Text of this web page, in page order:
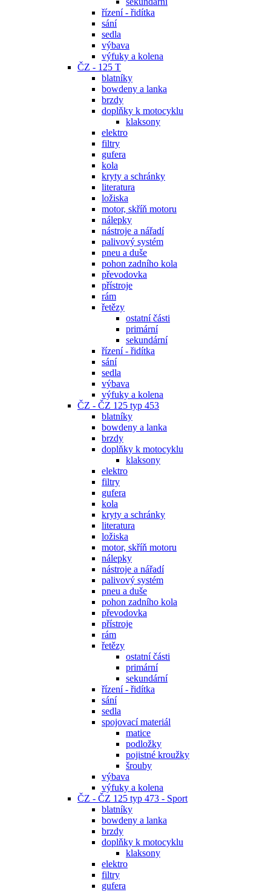
řízení - řidítka
sání
sedla
výbava
výfuky a kolena
ČZ - 125 T
blatníky
bowdeny a lanka
brzdy
doplňky k motocyklu
klaksony
elektro
filtry
gufera
kola
kryty a schránky
literatura
ložiska
motor, skříň motoru
nálepky
nástroje a nářadí
palivový systém
pneu a duše
pohon zadního kola
převodovka
přístroje
rám
řetězy
ostatní části
primární
sekundární
řízení - řidítka
sání
sedla
výbava
výfuky a kolena
ČZ - ČZ 125 typ 453
blatníky
bowdeny a lanka
brzdy
doplňky k motocyklu
klaksony
elektro
filtry
gufera
kola
kryty a schránky
literatura
ložiska
motor, skříň motoru
nálepky
nástroje a nářadí
palivový systém
pneu a duše
pohon zadního kola
převodovka
přístroje
rám
řetězy
ostatní části
primární
sekundární
řízení - řidítka
sání
sedla
spojovací materiál
matice
podložky
pojistné kroužky
šrouby
výbava
výfuky a kolena
ČZ - ČZ 125 typ 473 - Sport
blatníky
bowdeny a lanka
brzdy
doplňky k motocyklu
klaksony
elektro
filtry
gufera